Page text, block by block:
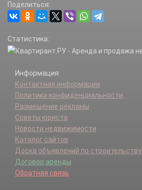
Поделиться:
Статистика:
Информация:
Контактная информация
Политика конфиденциальности
Размещение рекламы
Советы юриста
Новости недвижимости
Каталог сайтов
Доска объявлений по строительству
Договор аренды
Обратная связь